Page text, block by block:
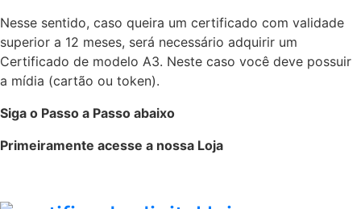
Nesse sentido, caso queira um certificado com validade
superior a 12 meses, será necessário adquirir um
Certificado de modelo A3. Neste caso você deve possuir
a mídia (cartão ou token).
Siga o Passo a Passo abaixo
Primeiramente acesse a nossa Loja